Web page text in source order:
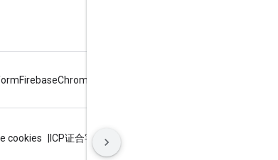
Chrome
Firebase
ICP证合字B2-20070004号
cookies